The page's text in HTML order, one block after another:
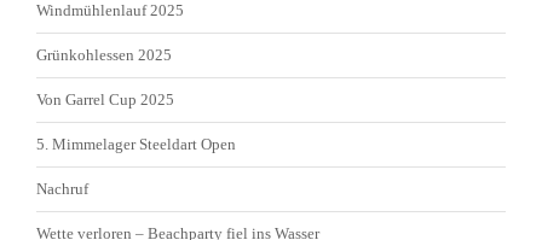
Windmühlenlauf 2025
Grünkohlessen 2025
Von Garrel Cup 2025
5. Mimmelager Steeldart Open
Nachruf
Wette verloren – Beachparty fiel ins Wasser